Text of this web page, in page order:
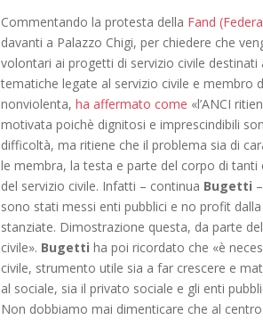
Commentando la protesta della Fand
davanti a Palazzo Chigi, per chiedere che
volontari ai progetti di servizio civile destinati
tematiche legate al servizio civile e membro
nonviolenta, ha affermato come «l’ANCI
motivata poichè dignitosi e imprescindibili
difficoltà, ma ritiene che il problema sia di
le membra, la testa e parte del corpo di
del servizio civile. Infatti – continua Bugetti
sono stati messi enti pubblici e no profit
stanziate. Dimostrazione questa, da parte
civile». Bugetti ha poi ricordato che «è
civile, strumento utile sia a far crescere e
al sociale, sia il privato sociale e gli enti
Non dobbiamo mai dimenticare che al